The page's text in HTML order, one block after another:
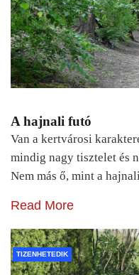
A hajnali futó
Van a kertvárosi
mindig nagy tisztelet és
Nem más ő, mint a
Read More
TIZENHETEDIK